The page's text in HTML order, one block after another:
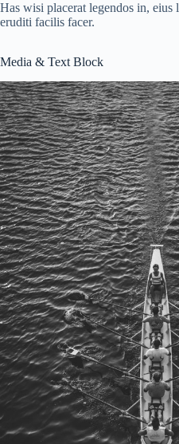
Has wisi placerat legendos in, eius
eruditi facilis facer.
Media & Text Block